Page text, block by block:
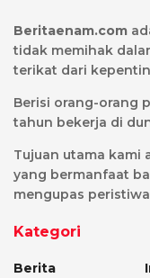
Beritaenam.com
tidak memihak
terikat dari
Berisi orang-orang
tahun bekerja di
Tujuan utama kami
yang bermanfaat
mengupas
Kategori
Berita